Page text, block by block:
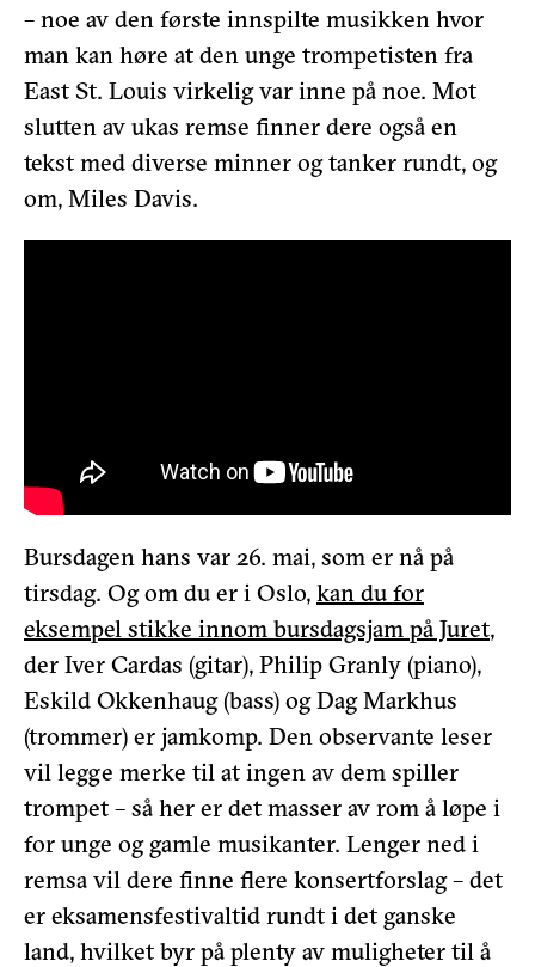
– noe av den første innspilte musikken hvor
man kan høre at den unge trompetisten fra
East St. Louis virkelig var inne på noe. Mot
slutten av ukas remse finner dere også en
tekst med diverse minner og tanker rundt, og
om, Miles Davis.
Bursdagen hans var 26. mai, som er nå på
tirsdag. Og om du er i Oslo, kan du for
eksempel stikke innom bursdagsjam på Juret,
der Iver Cardas (gitar), Philip Granly (piano),
Eskild Okkenhaug (bass) og Dag Markhus
(trommer) er jamkomp. Den observante leser
vil legge merke til at ingen av dem spiller
trompet – så her er det masser av rom å løpe i
for unge og gamle musikanter. Lenger ned i
remsa vil dere finne flere konsertforslag – det
er eksamensfestivaltid rundt i det ganske
land, hvilket byr på plenty av muligheter til å